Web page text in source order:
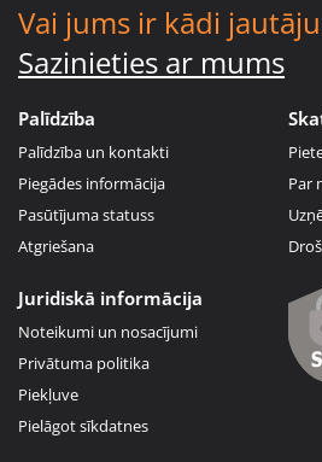
Vai jums ir kādi
Sazinieties ar mums
Palīdzība
Palīdzība un kontakti
Piegādes informācija
Pasūtījuma statuss
Atgriešana
Par
Juridiskā informācija
Noteikumi un nosacījumi
Privātuma politika
Piekļuve
Pielāgot sīkdatnes